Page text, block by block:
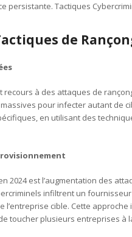
persistante. Tactiques
de
recours à des attaques de
pour infecter autant de
en utilisant des
2024 est l’augmentation des
infiltrent un
l’entreprise cible. Cette
toucher plusieurs entreprises à